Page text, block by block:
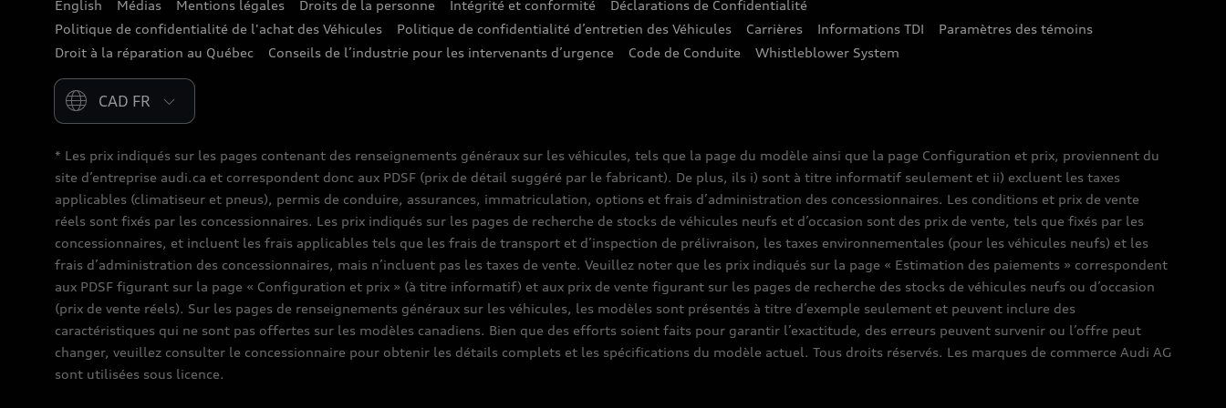
English Médias Mentions légales Droits de la personne Intégrité et conformité
Déclarations de Confidentialité
Politique de confidentialité de l'achat des Véhicules
Politique de confidentialité d’entretien des Véhicules Carrières Informations TDI
Paramètres des témoins
Droit à la réparation au Québec
Conseils de l’industrie pour les intervenants d’urgence Code de Conduite Whistleblower System
Please select country
* Les prix indiqués sur les pages contenant des renseignements généraux sur les véhicules, tels que la page du modèle ainsi que la page Configuration et prix, proviennent du
site d’entreprise audi.ca et correspondent donc aux PDSF (prix de détail suggéré par le fabricant). De plus, ils i) sont à titre informatif seulement et ii) excluent les taxes
applicables (climatiseur et pneus), permis de conduire, assurances, immatriculation, options et frais d’administration des concessionnaires. Les conditions et prix de vente
réels sont fixés par les concessionnaires. Les prix indiqués sur les pages de recherche de stocks de véhicules neufs et d’occasion sont des prix de vente, tels que fixés par les
concessionnaires, et incluent les frais applicables tels que les frais de transport et d’inspection de prélivraison, les taxes environnementales (pour les véhicules neufs) et les
frais d’administration des concessionnaires, mais n’incluent pas les taxes de vente. Veuillez noter que les prix indiqués sur la page « Estimation des paiements » correspondent
aux PDSF figurant sur la page « Configuration et prix » (à titre informatif) et aux prix de vente figurant sur les pages de recherche des stocks de véhicules neufs ou d’occasion
(prix de vente réels). Sur les pages de renseignements généraux sur les véhicules, les modèles sont présentés à titre d’exemple seulement et peuvent inclure des
caractéristiques qui ne sont pas offertes sur les modèles canadiens. Bien que des efforts soient faits pour garantir l’exactitude, des erreurs peuvent survenir ou l’offre peut
changer, veuillez consulter le concessionnaire pour obtenir les détails complets et les spécifications du modèle actuel. Tous droits réservés. Les marques de commerce Audi AG
sont utilisées sous licence.